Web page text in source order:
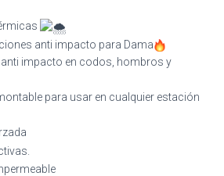
anti impacto para Dama
impacto en codos, hombros y
para usar en cualquier estación